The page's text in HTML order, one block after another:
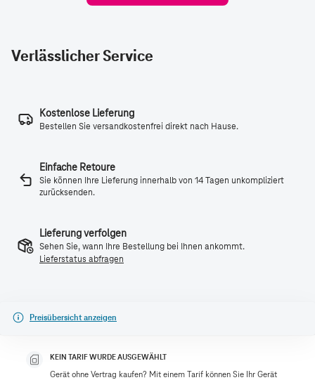
Verlässlicher Service
Kostenlose Lieferung
Bestellen Sie versandkostenfrei direkt nach Hause.
Einfache Retoure
Sie können Ihre Lieferung innerhalb von 14 Tagen unkompliziert
zurücksenden.
Lieferung verfolgen
Sehen Sie, wann Ihre Bestellung bei Ihnen ankommt.
Lieferstatus abfragen
Preisübersicht anzeigen
KEIN TARIF WURDE AUSGEWÄHLT
Gerät ohne Vertrag kaufen? Mit einem Tarif können Sie Ihr Gerät